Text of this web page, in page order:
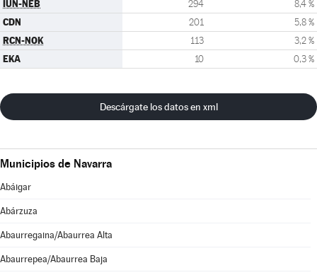
IUN-NEB 294 8,4 %
CDN 201 5,8 %
RCN-NOK 113 3,2 %
EKA 10 0,3 %
Descárgate los datos en xml
Municipios de Navarra
Abáigar
Abárzuza
Abaurregaina/Abaurrea Alta
Abaurrepea/Abaurrea Baja